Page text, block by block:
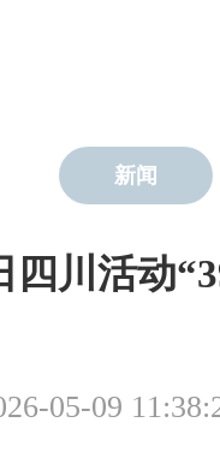
新闻
四川活动
05-09